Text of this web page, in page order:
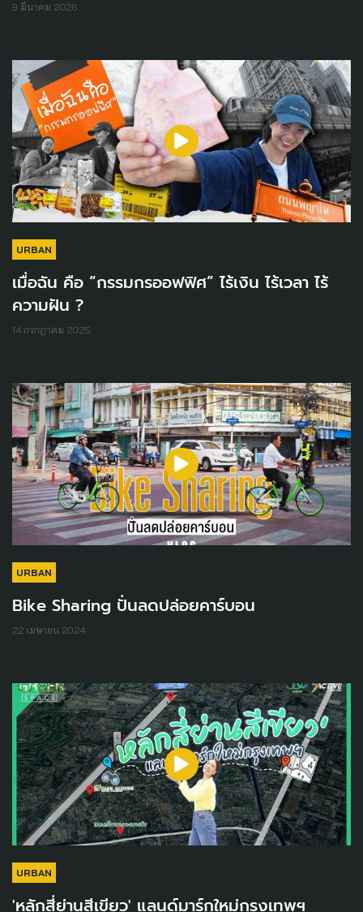
9 มีนาคม 2026
URBAN
เมื่อฉัน คือ “กรรมกรออฟฟิศ” ไร้เงิน ไร้เวลา ไร้
ความฝัน ?
14 กรกฎาคม 2025
URBAN
Bike Sharing ปั่นลดปล่อยคาร์บอน
22 เมษายน 2024
URBAN
'หลักสี่ย่านสีเขียว' แลนด์มาร์กใหม่กรุงเทพฯ